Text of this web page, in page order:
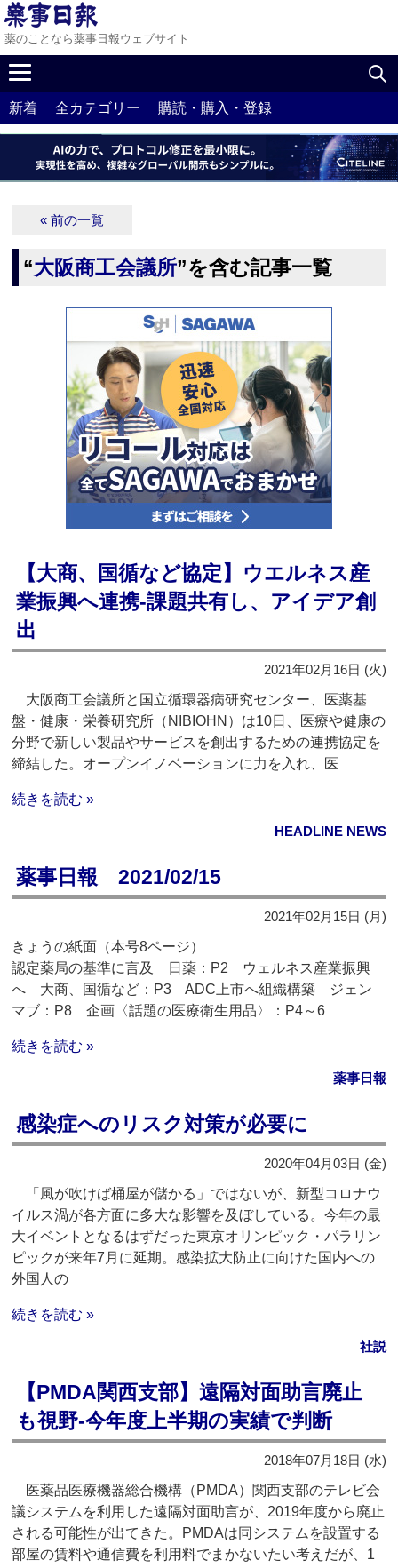
薬のことなら薬事日報ウェブサイト
新着 全カテゴリー 購読・購入・登録
« 前の一覧
“大阪商工会議所”を含む記事一覧
【大商、国循など協定】ウエルネス産
業振興へ連携‐課題共有し、アイデア創
出
2021年02月16日 (火)
大阪商工会議所と国立循環器病研究センター、医薬基
盤・健康・栄養研究所（NIBIOHN）は10日、医療や健康の
分野で新しい製品やサービスを創出するための連携協定を
締結した。オープンイノベーションに力を入れ、医
続きを読む »
HEADLINE NEWS
薬事日報 2021/02/15
2021年02月15日 (月)
きょうの紙面（本号8ページ）
認定薬局の基準に言及 日薬：P2 ウェルネス産業振興
へ 大商、国循など：P3 ADC上市へ組織構築 ジェン
マブ：P8 企画〈話題の医療衛生用品〉：P4～6
続きを読む »
薬事日報
感染症へのリスク対策が必要に
2020年04月03日 (金)
「風が吹けば桶屋が儲かる」ではないが、新型コロナウ
イルス渦が各方面に多大な影響を及ぼしている。今年の最
大イベントとなるはずだった東京オリンピック・パラリン
ピックが来年7月に延期。感染拡大防止に向けた国内への
外国人の
続きを読む »
社説
【PMDA関西支部】遠隔対面助言廃止
も視野‐今年度上半期の実績で判断
2018年07月18日 (水)
医薬品医療機器総合機構（PMDA）関西支部のテレビ会
議システムを利用した遠隔対面助言が、2019年度から廃止
される可能性が出てきた。PMDAは同システムを設置する
部屋の賃料や通信費を利用料でまかないたい考えだが、1